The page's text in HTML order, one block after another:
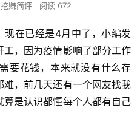
挖赚简评 阅读 672
现在已经是4月中了，小编发
，因为疫情影响了部分工作
要花钱，本来就没有什么存
，前几天还有一个网友找我
是认识都懂每个人都有自己